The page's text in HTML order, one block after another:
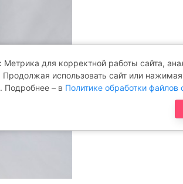
для корректной работы сайта,
использовать сайт или нажимая
Подробнее – в Политике обработки файлов